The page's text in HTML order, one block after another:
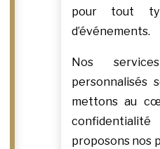
pour tout
d’événements.
Nos
personnalisés
mettons au
proposons nos